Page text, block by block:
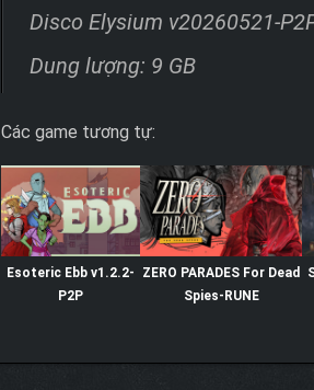
Disco Elysium v20260521-
Dung lượng: 9 GB
Các game tương tự:
Esoteric Ebb v1.2.2-
P2P
ZERO PARADES For Dead
Spies-RUNE